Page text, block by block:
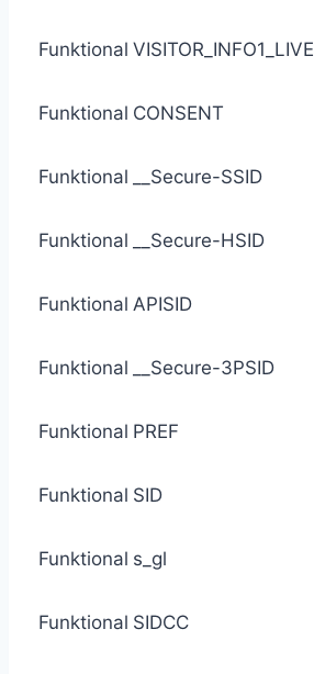
Funktional VISITOR_INFO1_LIVE
Funktional CONSENT
Funktional __Secure-SSID
Funktional __Secure-HSID
Funktional APISID
Funktional __Secure-3PSID
Funktional PREF
Funktional SID
Funktional s_gl
Funktional SIDCC